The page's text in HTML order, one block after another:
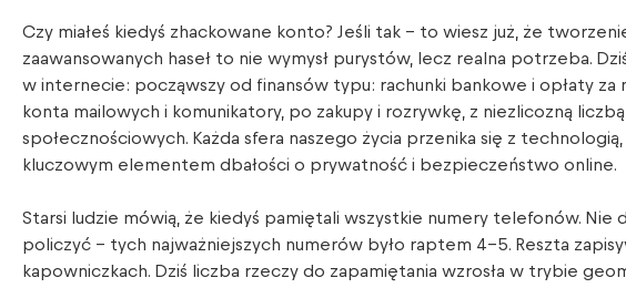
Czy miałeś kiedyś zhackowane konto? Jeśli tak – to wiesz już, że
zaawansowanych haseł to nie wymysł purystów, lecz realna potrzeba.
w internecie: począwszy od finansów typu: rachunki bankowe i opłaty za
konta mailowych i komunikatory, po zakupy i rozrywkę, z niezlicozną
społecznościowych. Każda sfera naszego życia przenika się z technologią,
kluczowym elementem dbałości o prywatność i bezpieczeństwo online.
Starsi ludzie mówią, że kiedyś pamiętali wszystkie numery telefonów. Nie
policzyć – tych najważniejszych numerów było raptem 4-5. Reszta
kapowniczkach. Dziś liczba rzeczy do zapamiętania wzrosła w trybie